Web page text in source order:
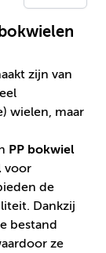
zijn van
wielen, maar
PP bokwiel
voor
de
Dankzij
bestand
ze